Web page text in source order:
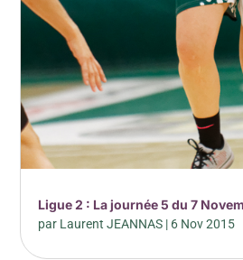
Ligue 2 : La journée 5 du 7
par Laurent JEANNAS | 6 Nov 2015